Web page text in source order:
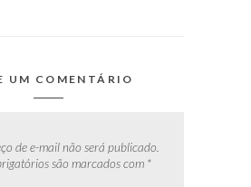
UM COMENTÁRIO
de e-mail não será publicado.
são marcados com *